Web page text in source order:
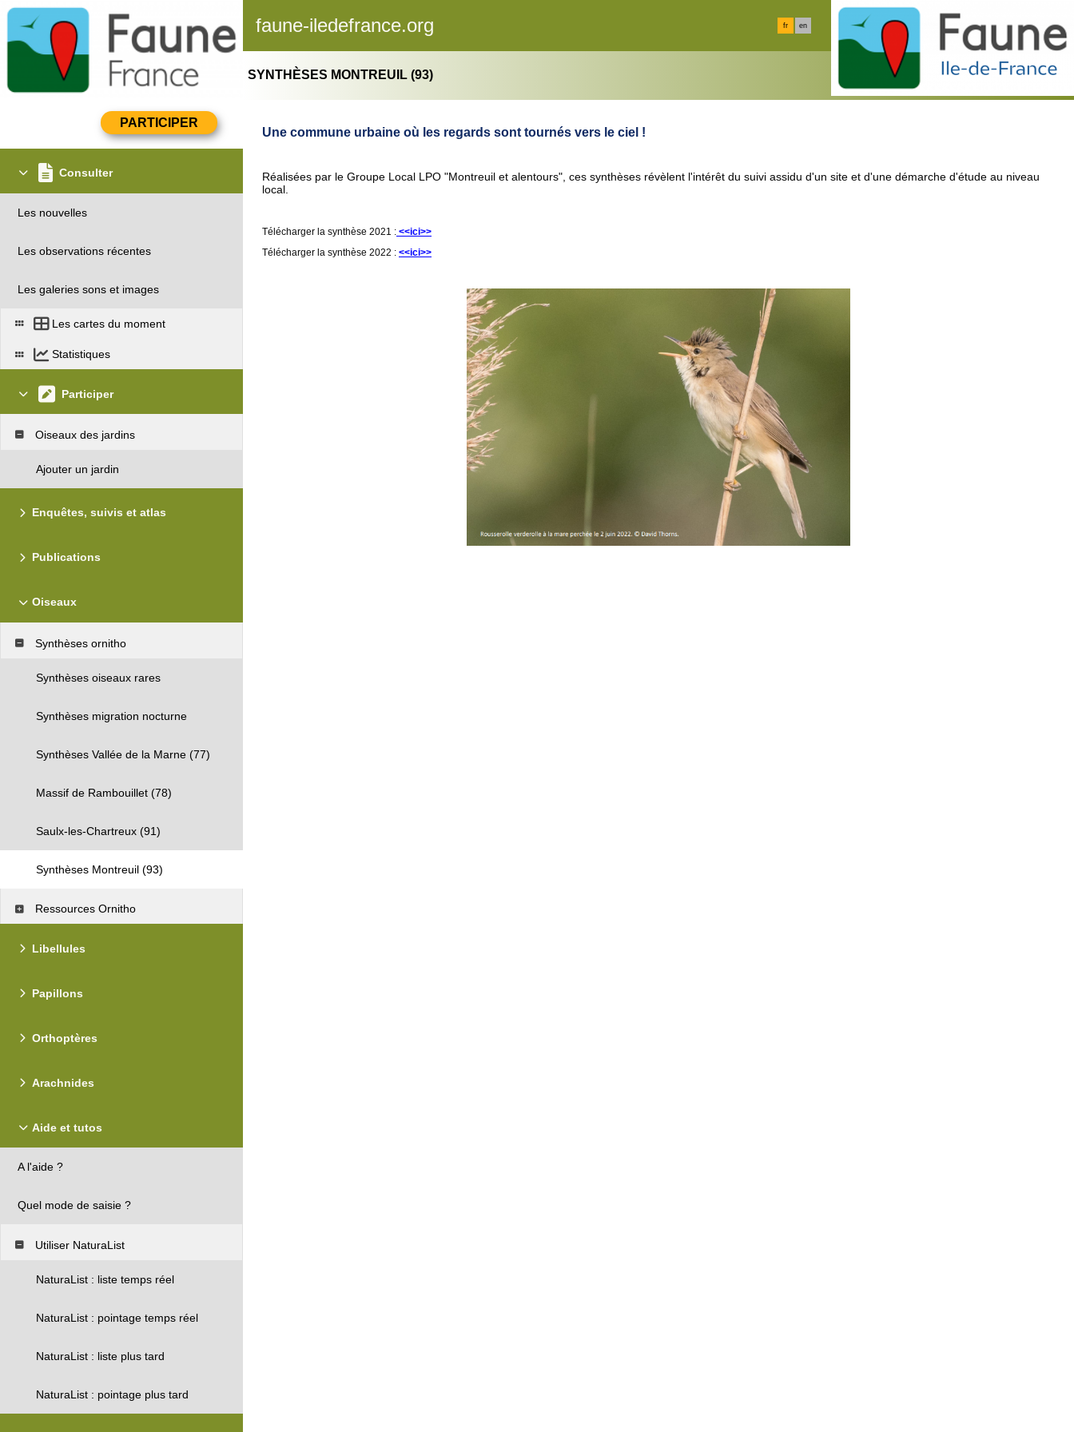
faune-iledefrance.org fr en
Consulter
Les nouvelles
Les observations récentes
Les galeries sons et images
Les cartes du moment
Statistiques
Participer
Oiseaux des jardins
Ajouter un jardin
Enquêtes, suivis et atlas
Publications
Oiseaux
Synthèses ornitho
Synthèses oiseaux rares
Synthèses migration nocturne
Synthèses Vallée de la Marne (77)
Massif de Rambouillet (78)
Saulx-les-Chartreux (91)
Synthèses Montreuil (93)
Ressources Ornitho
Libellules
Papillons
Orthoptères
Arachnides
Aide et tutos
A l'aide ?
Quel mode de saisie ?
Utiliser NaturaList
NaturaList : liste temps réel
NaturaList : pointage temps réel
NaturaList : liste plus tard
NaturaList : pointage plus tard
SYNTHÈSES MONTREUIL (93)
Une commune urbaine où les regards sont tournés vers le ciel !
Réalisées par le Groupe Local LPO "Montreuil et alentours", ces synthèses révèlent l'intérêt du suivi assidu d'un site et d'une démarche d'étude au niveau
local.
Télécharger la synthèse 2021 : <<ici>>
Télécharger la synthèse 2022 : <<ici>>